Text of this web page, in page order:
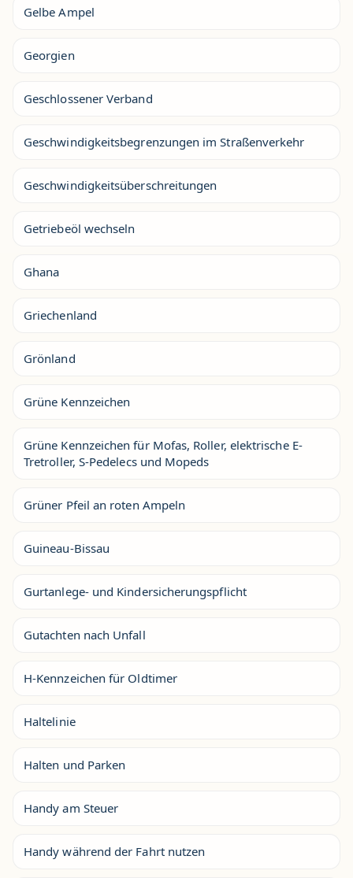
Gelbe Ampel
Georgien
Geschlossener Verband
Geschwindigkeitsbegrenzungen im Straßenverkehr
Geschwindigkeitsüberschreitungen
Getriebeöl wechseln
Ghana
Griechenland
Grönland
Grüne Kennzeichen
Grüne Kennzeichen für Mofas, Roller, elektrische E-
Tretroller, S-Pedelecs und Mopeds
Grüner Pfeil an roten Ampeln
Guineau-Bissau
Gurtanlege- und Kindersicherungspflicht
Gutachten nach Unfall
H-Kennzeichen für Oldtimer
Haltelinie
Halten und Parken
Handy am Steuer
Handy während der Fahrt nutzen